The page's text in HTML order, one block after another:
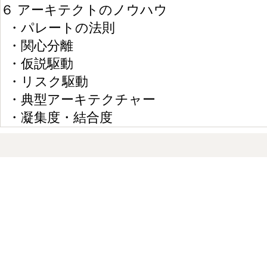
６ アーキテクトのノウハウ
・パレートの法則
・関心分離
・仮説駆動
・リスク駆動
・典型アーキテクチャー
・凝集度・結合度